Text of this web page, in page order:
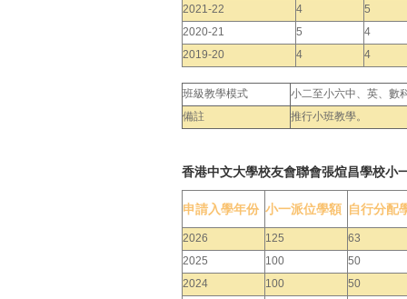
2021-22
4
5
2020-21
5
4
2019-20
4 4
班級教學模式
小二至小六中、英、數
備註
推行小班教學。
香港中文大學校友會聯會張煊昌學校小
申請入學年份 小一派位學額 自行分配
2026 125
63
2025
100
50
2024
100
50